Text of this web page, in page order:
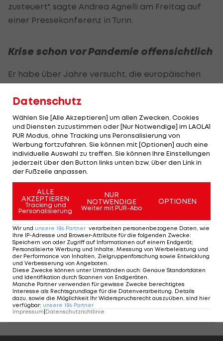
zusteuert", sagte Andrea Agnelli am Freitag auf
einer Pressekonferenz in Turin.
Krise schon vor Pandemie offensichtlich
Er habe über Jahre versucht, die europäischen
45-Jährige weiter. Die Zeichen der Krise seien
schon vor der Corona-Pandemie offensichtlich
gewesen.
Mitte April hatten zwölf Top-Klubs aus England,
Spanien und Italien bekanntgegeben, eineSuper
Leaguegründen zu wollen. Wenig später nahmen
viele wieder Abstand von den Plänen. Nur
Madrid, derFC Barcelonaund Juventus halten
weiter daran fest und wollen sich laut Agnelli
weiter für eine Reform der Wettbewerbe
einsetzen.
Die UEFA, die FIFA und unter anderem auch der
italienische Fußballverband haben das Verhalten
der Vereine scharf kritisiert und Konsequenzen
angedroht.
Datenschutz
Wählen Sie [Alle Akzeptieren] um allen Zwecken, Cookies
und Diensten zuzustimmen oder [Nur Notwendige] im LAOLA1
PUR Modus, ohne Tracking uns Peronsalisierung von
Werbung fortzufahren. Sie können mit [Optionen] auch eine
individuelle Auswahl zu treffen. Sie können Ihre Einstellungen
jederzeit über den Button links unten bzw. über den Link in
der Fußzeile anpassen.
ALLE
AKZEPTIEREN
Tracking und
Personalisierung
NUR
NOTWENDIGE
Weiter mit PUR-Abo
OPTIONEN
Wir und unsere 186 Partner verarbeiten personenbezogene Daten, wie
Ihre IP-Adresse und Browser-Attribute für die folgenden Zwecke:
Speichern von oder Zugriff auf Informationen auf einem Endgerät;
Personalisierte Werbung und Inhalte, Messung von Werbeleistung und
der Performance von Inhalten, Zielgruppenforschung sowie Entwicklung
und Verbesserung von Angeboten.
Diese Zwecke können unter Umständen auch: Genaue Standortdaten
und Identifikation durch Scannen von Endgeräten.
Manche Partner verwenden für gewisse Zwecke berechtigtes
Interesse als Rechtsgrundlage für die Datenverarbeitung. Details
dazu, sowie die Möglichkeit Ihr Widerspruchsrecht auszuüben, sind hier
verfügbar: unsere 186 Partner
Impressum Datenschutzrichtlinie